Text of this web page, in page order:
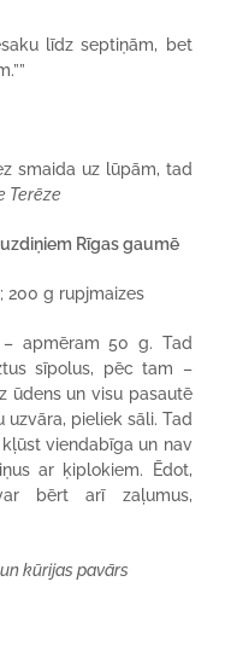
līdz septiņām, bet
smaida uz lūpām, tad
Terēze
Rīgas gaumē
200 g rupjmaizes
apmēram 50 g. Tad
sīpolus, pēc tam –
ūdens un visu pasautē
uzvāra, pieliek sāli. Tad
viendabīga un nav
ar ķiplokiem. Ēdot,
bērt arī zaļumus,
kūrijas pavārs